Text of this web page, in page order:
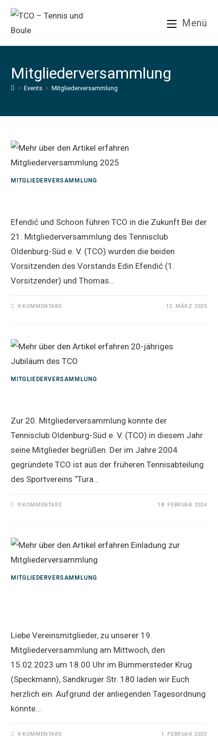
Inhalt
springen
Menü
Mitgliederversammlung
> Events > Mitgliederversammlung
MITGLIEDERVERSAMMLUNG
Efendić und Schoon führen TCO in die Zukunft Bei der
21. Mitgliederversammlung des Tennisclub
Oldenburg-Süd e. V. (TCO) wurden die beiden
Vorsitzenden des Vorstands Edin Efendić (1.
Vorsitzender) und Thomas…
0 KOMMENTARE 12. MÄRZ 2025
MITGLIEDERVERSAMMLUNG
Zur 20. Mitgliederversammlung konnte der
Tennisclub Oldenburg-Süd e. V. (TCO) in diesem Jahr
seine Mitglieder begrüßen. Der im Jahre 2004
gegründete TCO ist aus der früheren Tennisabteilung
des Sportvereins “Tura…
0 KOMMENTARE 18. FEBRUAR 2024
MITGLIEDERVERSAMMLUNG
Liebe Vereinsmitglieder, zu unserer 19.
Mitgliederversammlung am Mittwoch, den
15.02.2023 um 18.00 Uhr im Bümmersteder Krug
(Speckmann), Sandkruger Str. 180 laden wir Euch
herzlich ein. Aufgrund der anliegenden Tagesordnung
könnte…
0 KOMMENTARE 1. FEBRUAR 2023